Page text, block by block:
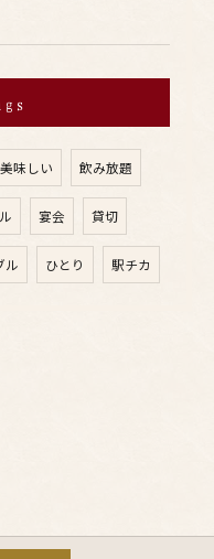
美味しい 飲み放題
宴会 貸切
ル ひとり 駅チカ